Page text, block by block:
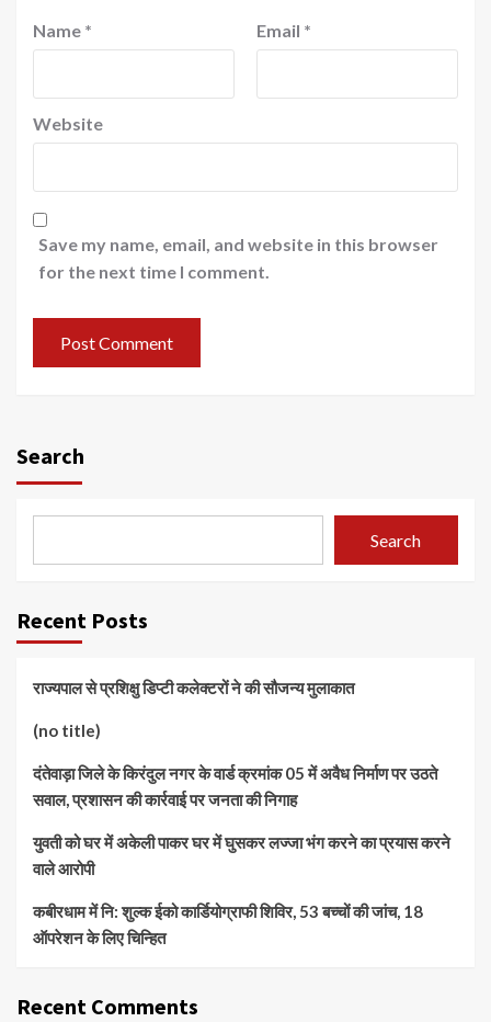
Name * Email *
Website
Save my name, email, and website in this browser
for the next time I comment.
Search
Search
Recent Posts
राज्यपाल से प्रशिक्षु डिप्टी कलेक्टरों ने की सौजन्य मुलाकात
(no title)
दंतेवाड़ा जिले के किरंदुल नगर के वार्ड क्रमांक 05 में अवैध निर्माण पर उठते
सवाल, प्रशासन की कार्रवाई पर जनता की निगाह
युवती को घर में अकेली पाकर घर में घुसकर लज्जा भंग करने का प्रयास करने
वाले आरोपी
कबीरधाम में नि: शुल्क ईको कार्डियोग्राफी शिविर, 53 बच्चों की जांच, 18
ऑपरेशन के लिए चिन्हित
Recent Comments